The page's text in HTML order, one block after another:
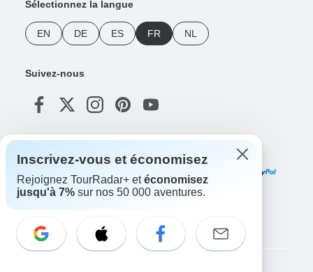
Sélectionnez la langue
EN DE ES FR NL
Suivez-nous
Inscrivez-vous et économisez
Rejoignez TourRadar+ etéconomisez
jusqu'à 7% sur nos 50 000 aventures.